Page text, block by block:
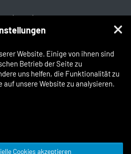
Website. Einige von ihnen sind
Betrieb der Seite zu
uns helfen, die Funktionalität zu
auf unsere Website zu analysieren.
Cookies akzeptieren